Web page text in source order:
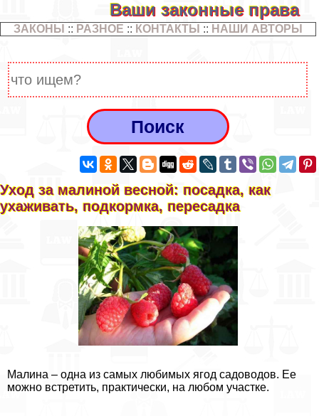
Ваши законные права
ЗАКОНЫ :: РАЗНОЕ :: КОНТАКТЫ :: НАШИ АВТОРЫ
Уход за малиной весной: посадка, как
ухаживать, подкормка, пересадка
Малина – одна из самых любимых ягод садоводов. Ее
можно встретить, пpaктически, на любом участке.